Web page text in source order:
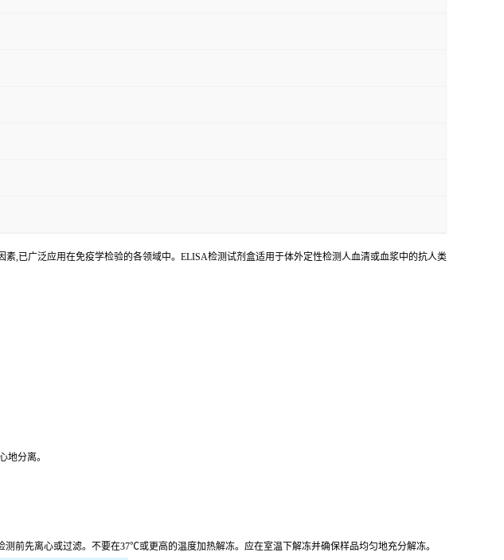
,已广泛应用在免疫学检验的各领域中。ELISA检测试剂盒适用于体外定性检测人血清或血浆中的抗人类
地分离。
前先离心或过滤。不要在37℃或更高的温度加热解冻。应在室温下解冻并确保样品均匀地充分解冻。